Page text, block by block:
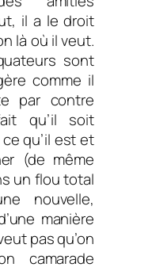
il a le droit
là où il veut.
sont
comme il
par contre
qu’il soit
qu’il est et
(de même
un flou total
nouvelle,
manière
pas qu’on
camarade